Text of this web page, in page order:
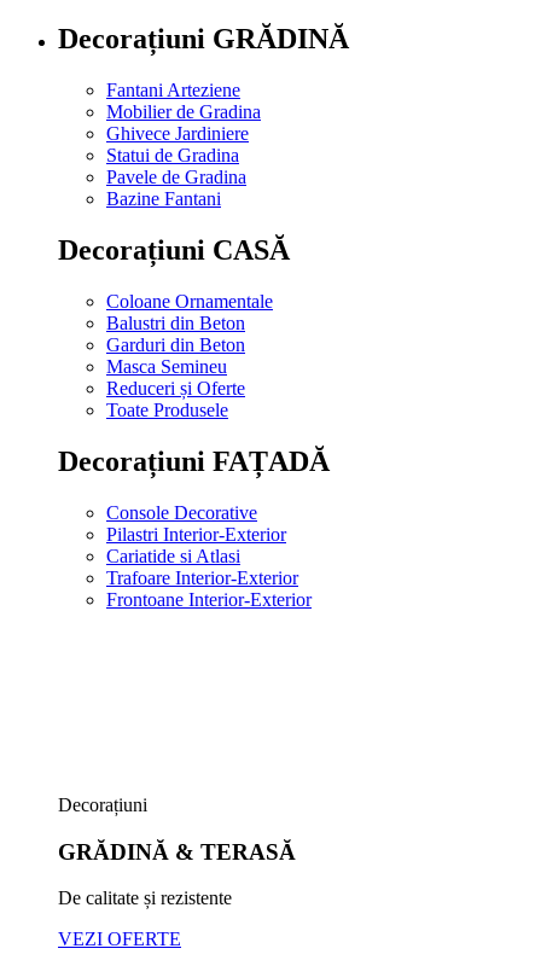
Decorațiuni GRĂDINĂ
Fantani Arteziene
Mobilier de Gradina
Ghivece Jardiniere
Statui de Gradina
Pavele de Gradina
Bazine Fantani
Decorațiuni CASĂ
Coloane Ornamentale
Balustri din Beton
Garduri din Beton
Masca Semineu
Reduceri și Oferte
Toate Produsele
Decorațiuni FAȚADĂ
Console Decorative
Pilastri Interior-Exterior
Cariatide si Atlasi
Trafoare Interior-Exterior
Frontoane Interior-Exterior
Decorațiuni
GRĂDINĂ & TERASĂ
De calitate și rezistente
VEZI OFERTE